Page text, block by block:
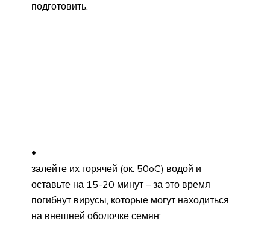
подготовить:
залейте их горячей (ок. 50oC) водой и
оставьте на 15-20 минут – за это время
погибнут вирусы, которые могут находиться
на внешней оболочке семян;